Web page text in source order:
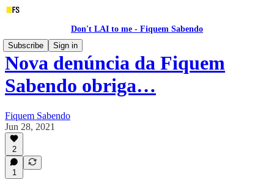
Don't LAI to me - Fiquem Sabendo
Subscribe
Sign in
Nova denúncia da Fiquem
Sabendo obriga…
Fiquem Sabendo
Jun 28, 2021
2
1